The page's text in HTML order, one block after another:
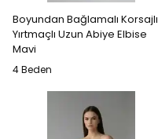
Boyundan Bağlamalı Korsajlı
Yırtmaçlı Uzun Abiye Elbise
Mavi
4 Beden